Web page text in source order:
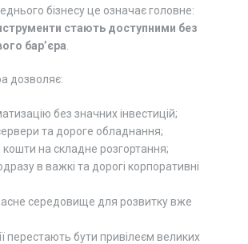
бізнесу це означає головне:
стають доступними без
бар’єра
дозволяє:
без значних інвестицій;
та дороге обладнання;
на складне розгортання;
в важкі та дорогі корпоративні
середовище для розвитку вже
перестають бути привілеєм великих